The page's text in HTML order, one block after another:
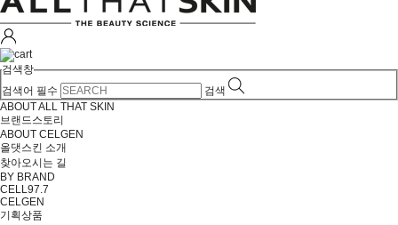
검색창
검색어 필수
검색
ABOUT ALL THAT SKIN
브랜드스토리
ABOUT CELGEN
올댓스킨 소개
찾아오시는 길
BY BRAND
CELL97.7
CELGEN
기획상품